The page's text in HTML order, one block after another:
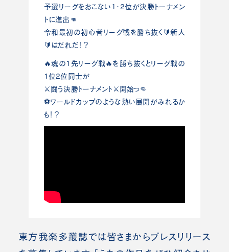
予選リーグをおこない1･2位が決勝トーナメン
トに進出👊
令和最初の初心者リーグ戦を勝ち抜く🔰新人
🔰はだれだ！？
🔥魂の1先リーグ戦🔥を勝ち抜くとリーグ戦の
1位2位同士が
⚔闘う決勝トーナメント⚔開始っ👊
⚽ワールドカップのような熱い展開がみれるか
も！？
東方我楽多叢誌では皆さまからプレスリリース